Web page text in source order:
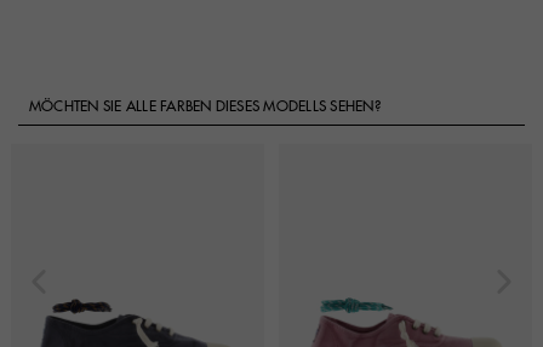
MÖCHTEN SIE ALLE FARBEN DIESES MODELLS SEHEN?